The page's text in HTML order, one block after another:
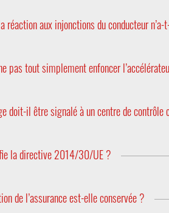
Pour acheter le bon PedalBox,
réaction aux injonctions du conducteur
nouveaux véhicules de «touches
pas tout simplement enfoncer
à fond sur l'accélérateur serait
doit-il être signalé à un centre de contrôle
la directive 2014/30/UE ?
exigences de la directive 2014/30/UE
à cette directive et dispose du
de l’assurance est-elle conservée ?